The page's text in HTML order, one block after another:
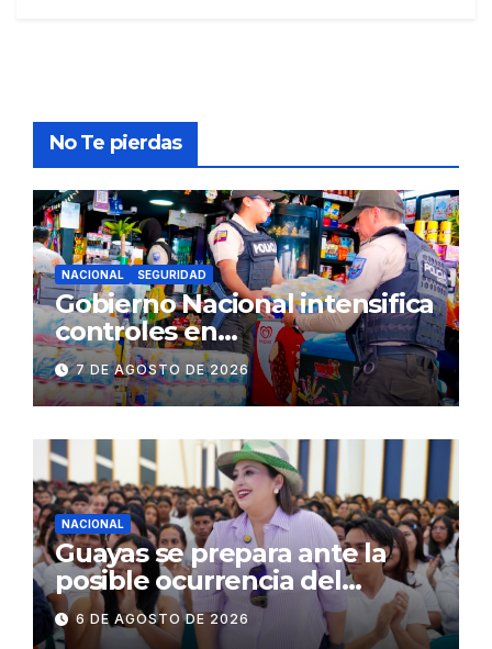
No Te pierdas
NACIONAL SEGURIDAD
Gobierno Nacional intensifica
controles en
establecimientos y espacios
públicos de Pichincha: 684
operativos en zonas
comerciales y de
concurrencia
7 DE AGOSTO DE 2026
NACIONAL
Guayas se prepara ante la
posible ocurrencia del
fenómeno de El Niño:
Gobierno Nacional capacita a
6 DE AGOSTO DE 2026